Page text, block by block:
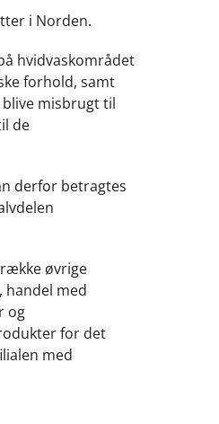
i Norden.
hvidvaskområdet
forhold, samt
misbrugt til
de
derfor betragtes
øvrige
handel med
og
for det
med